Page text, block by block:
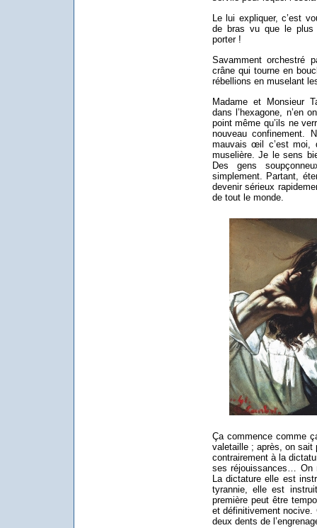
Le lui expliquer, c’est
de bras vu que le plus
porter !
Savamment orchestré
crâne qui tourne en
rébellions en muselant
Madame et Monsieur
dans l’hexagone, n’en
point même qu’ils ne
nouveau confinement.
mauvais œil c’est moi,
muselière. Je le sens
Des gens
simplement. Partant,
devenir sérieux
de tout le monde.
Ça commence comme
valetaille ; après, on sait
contrairement à la
ses réjouissances… On
La dictature elle est
tyrannie, elle est
première peut être
et définitivement nocive.
deux dents de